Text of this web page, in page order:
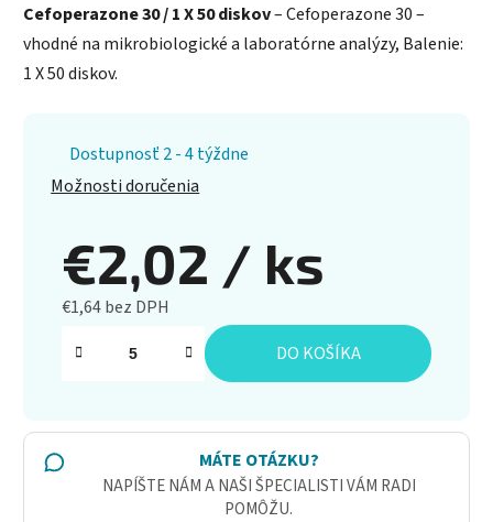
Cefoperazone 30 / 1 X 50 diskov– Cefoperazone 30 –
vhodné na mikrobiologické a laboratórne analýzy, Balenie:
1 X 50 diskov.
Dostupnosť 2 - 4 týždne
Možnosti doručenia
€2,02 / ks
€1,64 bez DPH
Jednotková cena:
DO KOŠÍKA
MÁTE OTÁZKU?
NAPÍŠTE NÁM A NAŠI ŠPECIALISTI VÁM RADI
POMÔŽU.